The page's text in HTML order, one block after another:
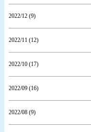
2022/12 (9)
2022/11 (12)
2022/10 (17)
2022/09 (16)
2022/08 (9)